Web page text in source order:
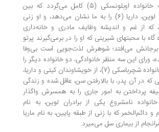
این تابلو با توصیف خانواده اوبلونسکی (5) کامل می‌گردد که بین
خانواده‌های کارنینا و لوین، داریا (6) را به ما نشان می‌دهد، و او زنی
غم و اندیشه وظایف مادری و خانه‌داری
شیرینی که او را در برمی‌گیرند پرتو
می‌افتد؛ شوهرش لذت‌جویی است بی‌وفا
سه منظر خانوادگی، دو خانواده دیگر را
نشانده است:‌ یکی خانواده شچرباسکی (7)، از خویشاوندان کیتی و داریا،
پدر، با بالارفتن سن، عاقل شده و زندگی
به امور جاری را به همسرش واگذار
یکی از برادران لوین، به نام
که با زنی از طبقه پایین، به نام ماریا
بیماری سل می‌میرد.